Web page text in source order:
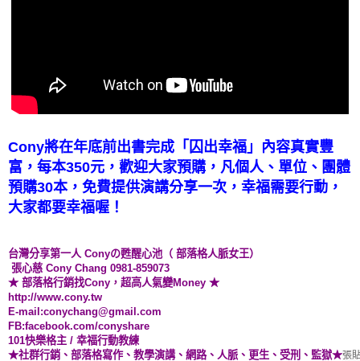
Cony將在年底前出書完成「囚出幸福」內容真實豐
富，每本350元，歡迎大家預購，凡個人、單位、團體
預購30本，免費提供演講分享一次，幸福需要行動，
大家都要幸福喔！
台灣分享第一人 Conyの甦醒心池（ 部落格人脈女王）
張心慈 Cony Chang 0981-859073
★ 部落格行銷找Cony，超高人氣變Money ★
http://www.cony.tw
E-mail:conychang@gmail.com
FB:facebook.com/conyshare
101快樂格主 / 幸福行動教練
★社群行銷、部落格寫作、教學演講、網路、人脈、更生、受刑、監獄★張